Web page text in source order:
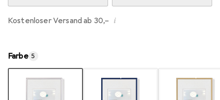
Kostenloser Versand ab 30,– i
Farbe 5